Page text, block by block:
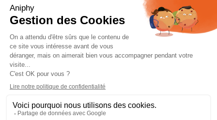
Ressources Scientifiques
Se mettre en contact
Archives